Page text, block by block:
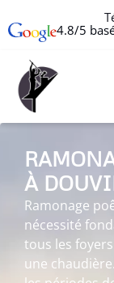
4.8/5
À
Ramonage
nécessité
tous les
une